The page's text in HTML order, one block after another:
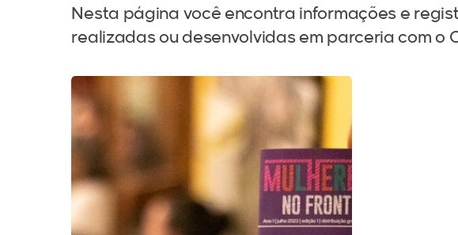
Nesta página você encontra informações e
realizadas ou desenvolvidas em parceria com o
Teste